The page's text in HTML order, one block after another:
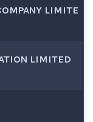
LIMITE
LIMITED